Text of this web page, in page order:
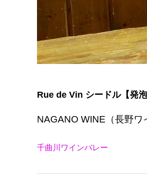
Rue de Vin シードル【発
NAGANO WINE（長野ワ
千曲川ワインバレー